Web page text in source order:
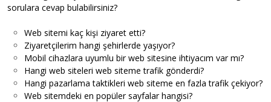
sorulara cevap bulabilirsiniz?
Web sitemi kaç kişi ziyaret etti?
Ziyaretçilerim hangi şehirlerde yaşıyor?
Mobil cihazlara uyumlu bir web sitesine ihtiyacım var mı?
Hangi web siteleri web siteme trafik gönderdi?
Hangi pazarlama taktikleri web siteme en fazla trafik çekiyor?
Web sitemdeki en popüler sayfalar hangisi?